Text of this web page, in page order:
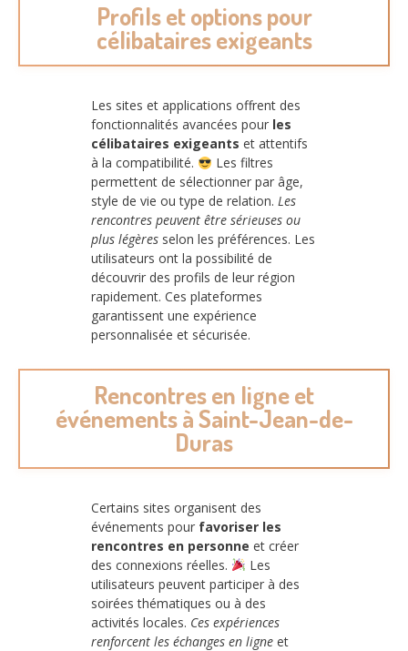
Profils et options pour
célibataires exigeants
Les sites et applications offrent des
fonctionnalités avancées pour les
célibataires exigeants et attentifs
à la compatibilité.
Les filtres
permettent de sélectionner par âge,
style de vie ou type de relation. Les
rencontres peuvent être sérieuses ou
plus légères selon les préférences. Les
utilisateurs ont la possibilité de
découvrir des profils de leur région
rapidement. Ces plateformes
garantissent une expérience
personnalisée et sécurisée.
Rencontres en ligne et
événements à Saint-Jean-de-
Duras
Certains sites organisent des
événements pour favoriser les
rencontres en personne et créer
des connexions réelles.
Les
utilisateurs peuvent participer à des
soirées thématiques ou à des
activités locales. Ces expériences
renforcent les échanges en ligne et